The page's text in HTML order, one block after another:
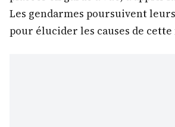
Les gendarmes poursuivent
pour élucider les causes de